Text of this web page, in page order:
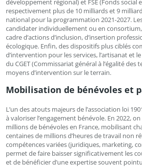
développement régional) et FSE (Fonds social
respectivement plus de 10 milliards et 9
national pour la programmation 2021-2027.
candidater individuellement ou en
cadre d’actions d’inclusion, d’insertion
écologique. Enfin, des dispositifs plus ciblés
d’intervention pour les services, l’artisanat et
du CGET (Commissariat général à l’égalité
moyens d’intervention sur le terrain.
Mobilisation de bénévoles et
L’un des atouts majeurs de l’association loi
à valoriser l’engagement bénévole. En 2022,
millions de bénévoles en France, mobilisant
centaines de millions d’heures de travail non
compétences variées (juridiques, marketing,
permet de faire baisser significativement les
et de bénéficier d’une expertise souvent